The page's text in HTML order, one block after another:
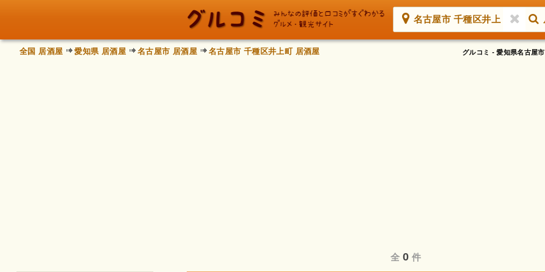
名古屋市 千種区井上
グルコミ - 愛知県名古屋
全国 居酒屋 愛知県 居酒屋 名古屋市 居酒屋 名古屋市 千種区井上町 居酒屋
全0 件